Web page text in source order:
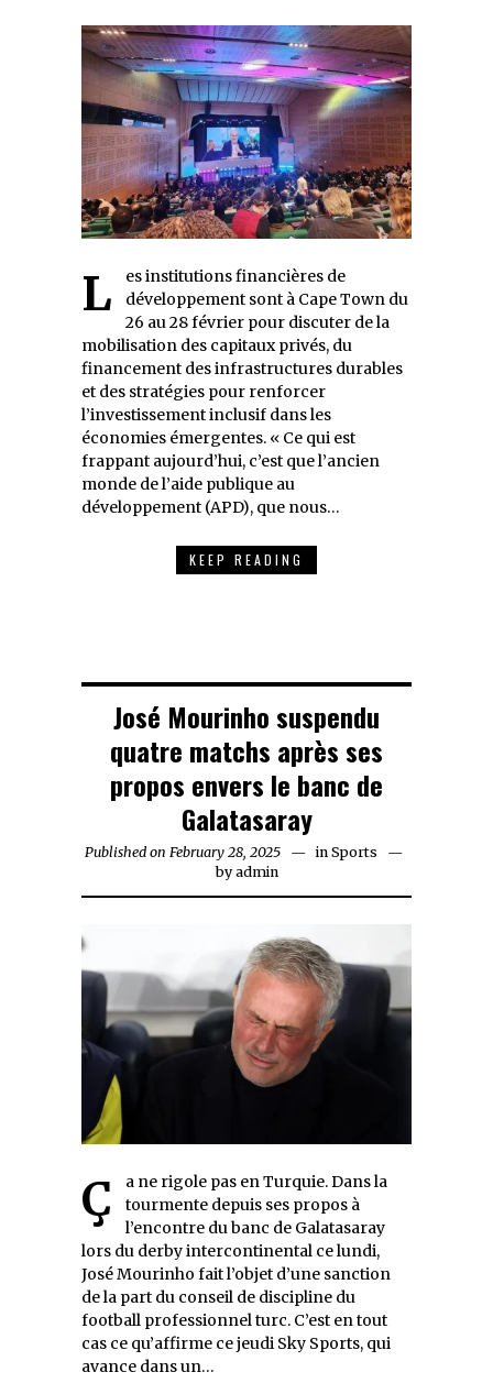
Les institutions financières de
développement sont à Cape Town du
26 au 28 février pour discuter de la
mobilisation des capitaux privés, du
financement des infrastructures durables
et des stratégies pour renforcer
l’investissement inclusif dans les
économies émergentes. « Ce qui est
frappant aujourd’hui, c’est que l’ancien
monde de l’aide publique au
développement (APD), que nous…
KEEP READING
José Mourinho suspendu
quatre matchs après ses
propos envers le banc de
Galatasaray
Published on February 28, 2025February
2025
in Sports
byadmin
Ça ne rigole pas en Turquie. Dans la
tourmente depuis ses propos à
l’encontre du banc de Galatasaray
lors du derby intercontinental ce lundi,
José Mourinho fait l’objet d’une sanction
de la part du conseil de discipline du
football professionnel turc. C’est en tout
cas ce qu’affirme ce jeudi Sky Sports, qui
avance dans un…